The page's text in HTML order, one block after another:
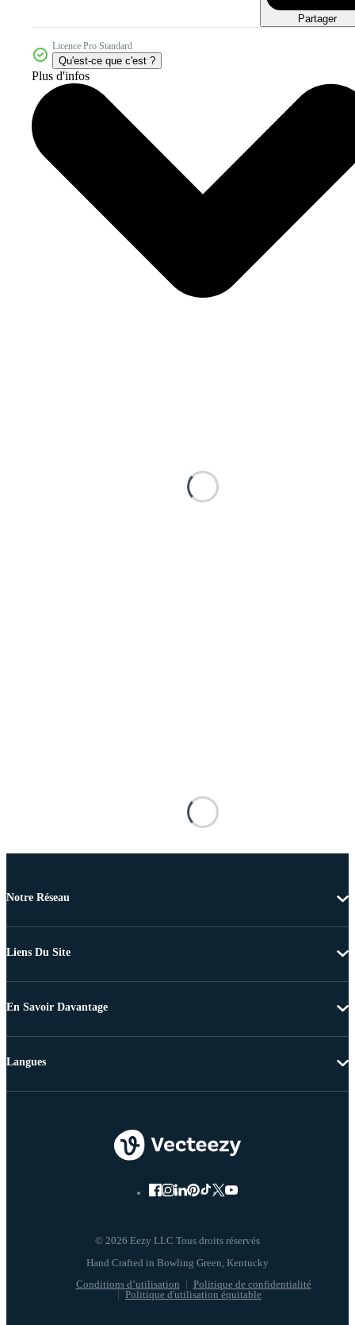
Partager
Licence Pro Standard
Qu'est-ce que c'est ?
Plus d'infos
Notre Réseau
Liens Du Site
En Savoir Davantage
© 2026 Eezy LLC Tous droits réservés
Conditions d’utilisation
Politique de confidentialité
Politique d'utilisation équitable
Langues